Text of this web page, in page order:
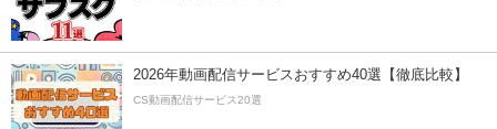
2026年動画配信サービスおすすめ40選【徹底比較】
CS動画配信サービス20選